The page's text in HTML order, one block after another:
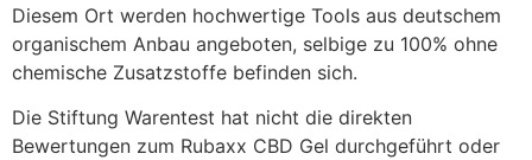
Diesem Ort werden hochwertige Tools aus deutschem
organischem Anbau angeboten, selbige zu 100% ohne
chemische Zusatzstoffe befinden sich.
Die Stiftung Warentest hat nicht die direkten
Bewertungen zum Rubaxx CBD Gel durchgeführt oder